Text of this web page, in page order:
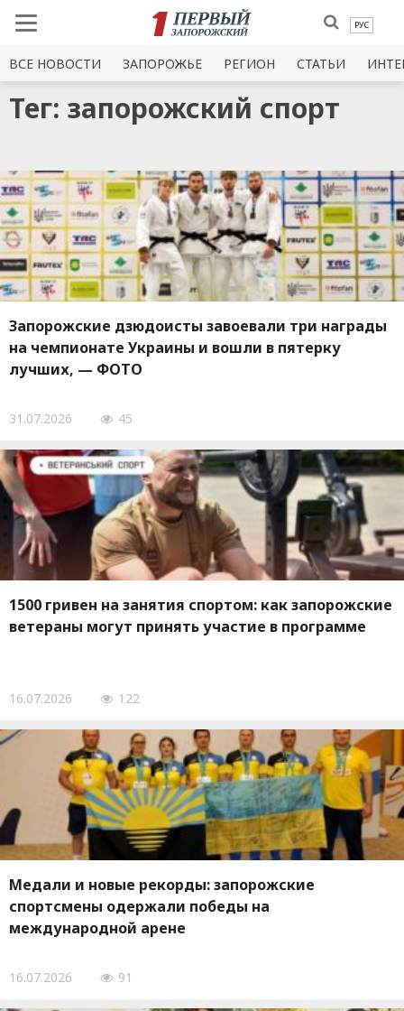
РУС
ВСЕ НОВОСТИ ЗАПОРОЖЬЕ РЕГИОН СТАТЬИ
Тег: запорожский спорт
Запорожские дзюдоисты завоевали три награды
на чемпионате Украины и вошли в пятерку
лучших, — ФОТО
31.07.2026 45
1500 гривен на занятия спортом: как запорожские
ветераны могут принять участие в программе
16.07.2026 122
Медали и новые рекорды: запорожские
спортсмены одержали победы на
международной арене
16.07.2026 91